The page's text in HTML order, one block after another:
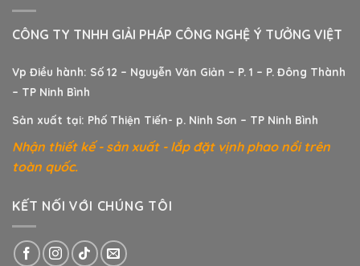
CÔNG TY TNHH GIẢI PHÁP CÔNG NGHỆ Ý TƯỞNG VIỆT
Vp Điều hành: Số 12 – Nguyễn Văn Giản – P. 1 – P. Đông Thành
– TP Ninh Bình
Sản xuất tại: Phố Thiện Tiến- p. Ninh Sơn – TP Ninh Bình
Nhận thiết kế - sản xuất - lắp đặt vịnh phao nổi trên
toàn quốc.
KẾT NỐI VỚI CHÚNG TÔI